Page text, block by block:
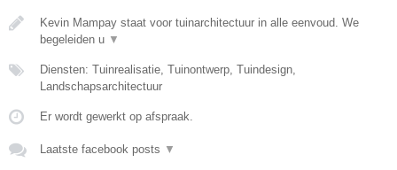
Kevin Mampay staat voor tuinarchitectuur in alle eenvoud. We
begeleiden u ▼
Diensten: Tuinrealisatie, Tuinontwerp, Tuindesign,
Landschapsarchitectuur
Er wordt gewerkt op afspraak.
Laatste facebook posts ▼